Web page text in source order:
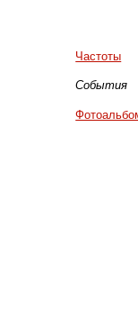
Частоты
События